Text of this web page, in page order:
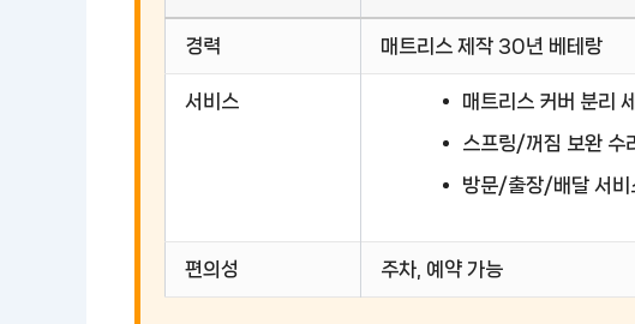
경력 매트리스 제작 30년 베테랑
서비스
매트리스 커버 분리
스프링/꺼짐 보완 수
방문/출장/배달 서비
편의성 주차, 예약 가능